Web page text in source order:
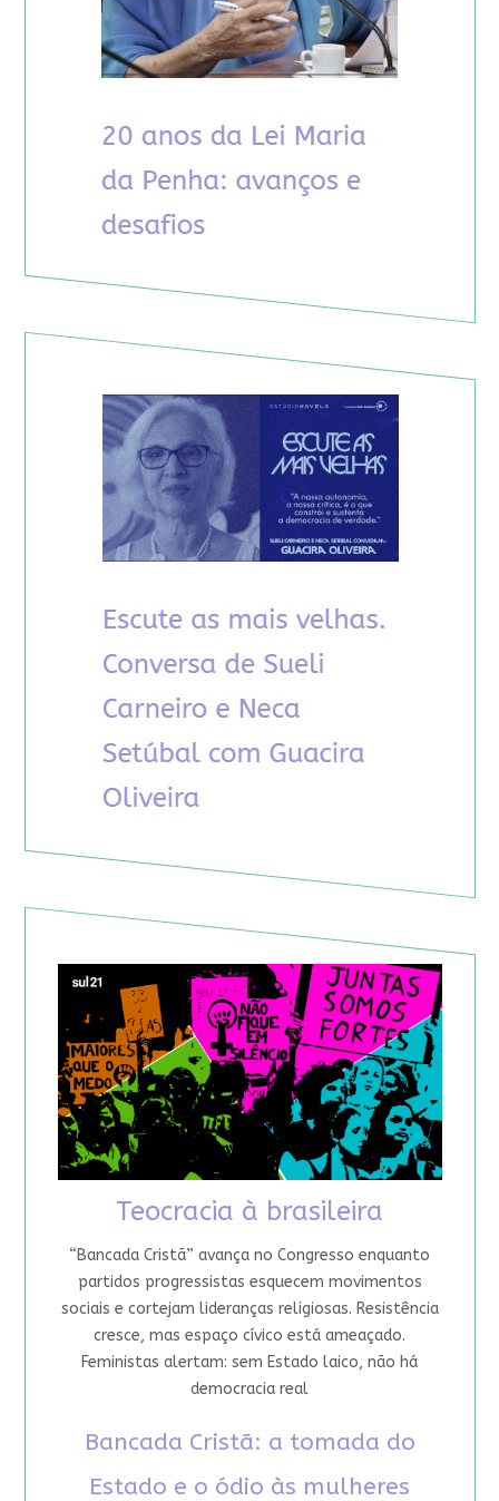
Teocracia à brasileira
“Bancada Cristã” avança no Congresso enquanto
partidos progressistas esquecem movimentos
sociais e cortejam lideranças religiosas. Resistência
cresce, mas espaço cívico está ameaçado.
Feministas alertam: sem Estado laico, não há
democracia real
Bancada Cristã: a tomada do
Estado e o ódio às mulheres